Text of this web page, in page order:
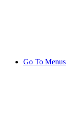
Go To Menus